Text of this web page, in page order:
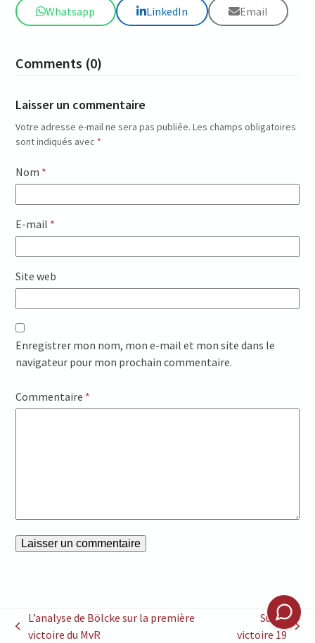
Whatsapp LinkedIn Email
Comments (0)
Laisser un commentaire
Votre adresse e-mail ne sera pas publiée. Les champs obligatoires
sont indiqués avec *
Nom *
E-mail *
Site web
Enregistrer mon nom, mon e-mail et mon site dans le
navigateur pour mon prochain commentaire.
Commentaire *
previous
L’analyse de Bölcke sur la première
victoire du MvR
next
Sur la
victoire 19